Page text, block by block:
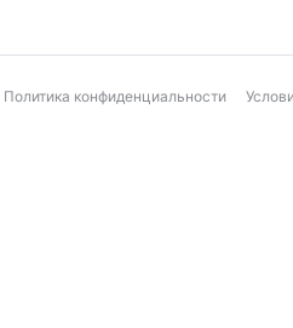
Политика конфиденциальности